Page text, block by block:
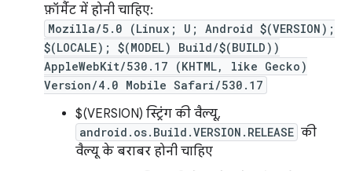
फ़ॉर्मैट में होनी चाहिए:
Mozilla/5.0 (Linux; U; Android $(VERSION);
$(LOCALE); $(MODEL) Build/$(BUILD))
AppleWebKit/530.17 (KHTML, like Gecko)
Version/4.0 Mobile Safari/530.17
$(VERSION) स्ट्रिंग की वैल्यू,
android.os.Build.VERSION.RELEASE की
वैल्यू के बराबर होनी चाहिए